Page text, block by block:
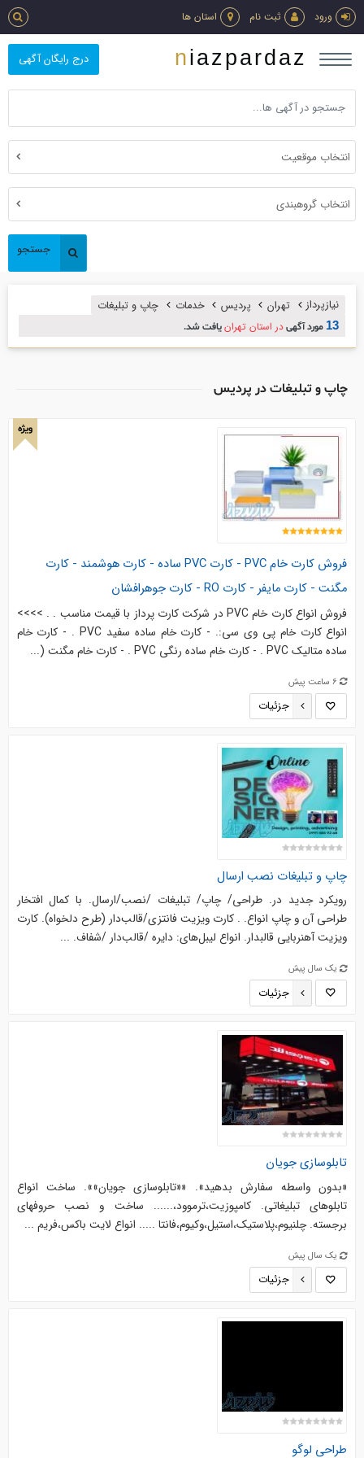
ورود ثبت نام استان ها
درج رایگان آگهی niazpardaz
انتخاب موقعیت
انتخاب گروهبندی
جستجو
نیازپرداز تهران پردیس خدمات چاپ و تبليغات
13 مورد آگهیدر استان تهرانیافت شد.
چاپ و تبليغات در پردیس
ویژه
فروش کارت خام PVC - کارت PVC ساده - کارت هوشمند - کارت
مگنت - کارت مایفر - کارت RO - کارت جوهرافشان
فروش انواع کارت خام PVC در شرکت کارت پرداز با قیمت مناسب . . >>>>
انواع کارت خام پی وی سی:. - کارت خام ساده سفید PVC . - کارت خام
ساده متالیک PVC . - کارت خام ساده رنگی PVC . - کارت خام مگنت (...
6 ساعت پیش
جزئیات
چاپ و تبلیغات نصب ارسال
رویکرد جدید در. طراحی/ چاپ/ تبلیغات /نصب/ارسال. با کمال افتخار
طراحی آن و چاپ انواع. . کارت‌ ویزیت فانتزی/قالب‌دار (طرح دلخواه). کارت
ویزیت آهنربایی قالبدار. انواع لیبل‌های: دایره /قالب‌دار /شفاف. ...
یک سال پیش
جزئیات
تابلوسازی جویان
«بدون واسطه سفارش بدهید». ««تابلوسازی جویان»». ساخت انواع
تابلوهای تبلیغاتی. کامپوزیت،ترموود،...... ساخت و نصب حروفهای
برجسته. چلنیوم،پلاستیک،استیل،وکیوم،فانتا ..... انواع لایت باکس،فریم ...
یک سال پیش
جزئیات
طراحی لوگو